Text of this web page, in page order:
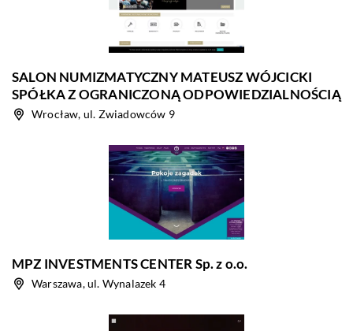
SALON NUMIZMATYCZNY MATEUSZ WÓJCICKI
SPÓŁKA Z OGRANICZONĄ ODPOWIEDZIALNOŚCIĄ
Wrocław, ul. Zwiadowców 9
MPZ INVESTMENTS CENTER Sp. z o.o.
Warszawa, ul. Wynalazek 4